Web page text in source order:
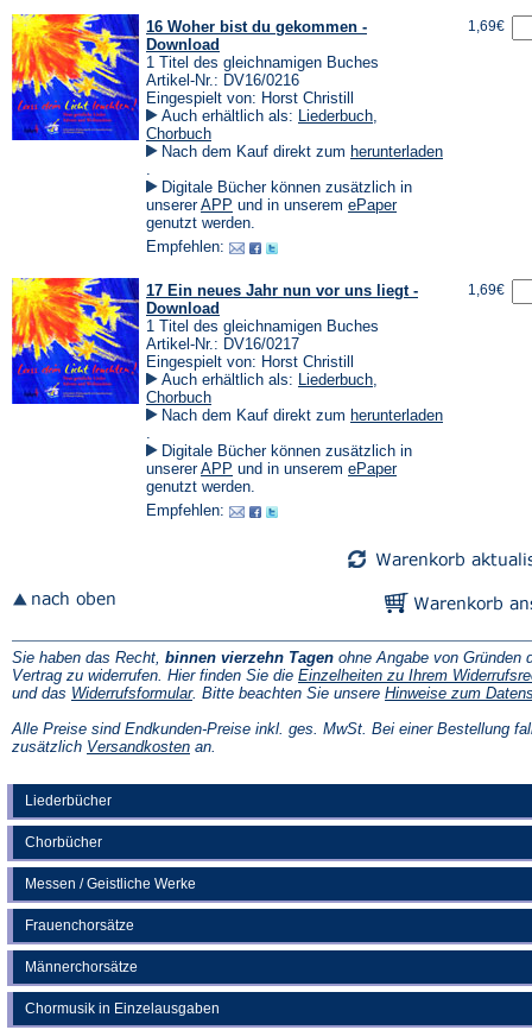
Liederbücher
Chorbücher
Messen / Geistliche Werke
Frauenchorsätze
Männerchorsätze
Chormusik in Einzelausgaben
16 Woher bist du gekommen -
Download
1 Titel des gleichnamigen Buches
Artikel-Nr.: DV16/0216
Eingespielt von: Horst Christill
Auch erhältlich als: Liederbuch,
Chorbuch
Nach dem Kauf direkt zum herunterladen
in
einem
neuen
Tab)
.
Digitale Bücher können zusätzlich in
unsererAPP (Öffnet
in
neuen
und in unserem ePaper(Öffnet
genutzt werden.
Empfehlen:
1,69€
17 Ein neues Jahr nun vor uns liegt -
Download
1 Titel des gleichnamigen Buches
Artikel-Nr.: DV16/0217
Eingespielt von: Horst Christill
Auch erhältlich als: Liederbuch,
Chorbuch
Nach dem Kauf direkt zum herunterladen
in
einem
neuen
Tab)
.
Digitale Bücher können zusätzlich in
unsererAPP (Öffnet
in
neuen
und in unserem ePaper(Öffnet
genutzt werden.
Empfehlen:
1,69€
Sie haben das Recht, binnen vierzehn Tagen ohne Angabe von Gründen
Vertrag zu widerrufen. Hier finden Sie die Einzelheiten zu Ihrem
und das Widerrufsformular(Öffnet
einem
neuen
. Bitte beachten Sie unsere Hinweise zum
Alle Preise sind Endkunden-Preise inkl. ges. MwSt. Bei einer Bestellung
zusätzlich Versandkosten(Öffnet
an.